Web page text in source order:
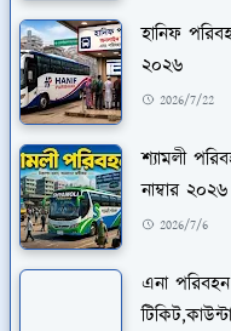
হানিফ
২০২৬
2026/7/22
শ্যামলী
নাম্বার ২০২৬
2026/7/6
এনা